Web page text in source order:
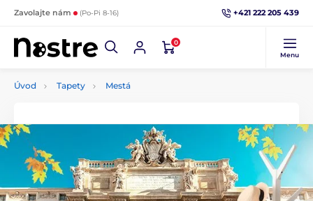
Zavolajte nám (Po-Pi 8-16) +421 222 205 439
0
Menu
Úvod Tapety Mestá